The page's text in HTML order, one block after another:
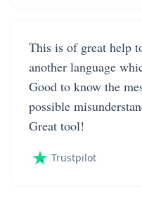
This is of great help
another language
Good to know the
possible
Great tool!
Trustpilot